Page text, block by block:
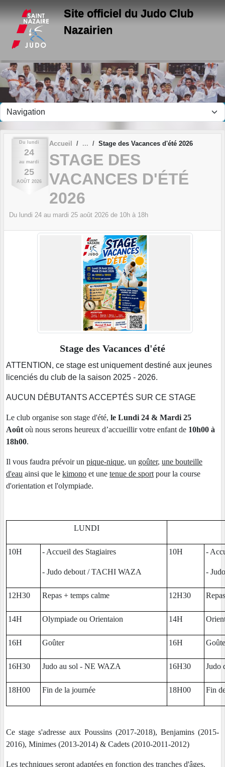
Site officiel du Judo Club
Nazairien
Du lundi
24
au mardi
25
AOÛT 2026
Accueil Stage des Vacances d'été 2026
STAGE DES
VACANCES D'ÉTÉ
2026
Du lundi 24 au mardi 25 août 2026 de 10h à 18h
Stage des Vacances d'été
ATTENTION, ce stage est uniquement destiné aux jeunes
licenciés du club de la saison 2025 - 2026.
AUCUN DÉBUTANTS ACCEPTÉS SUR CE STAGE
Le club organise son stage d'été, le Lundi 24 & Mardi 25
Août où nous serons heureux d’accueillir votre enfant de 10h00 à
18h00.
Il vous faudra prévoir un pique-nique, un goûter, une bouteille
d'eau ainsi que le kimono et une tenue de sport pour la course
d'orientation et l'olympiade.
LUNDI
10H - Accueil des Stagiaires
- Judo debout / TACHI WAZA
10H -
-
12H30 Repas + temps calme 12H30
14H Olympiade ou Orientaion 14H
16H Goûter 16H
16H30 Judo au sol - NE WAZA 16H30 Judo
18H00 Fin de la journée 18H00 Fin
Ce stage s'adresse aux Poussins (2017-2018), Benjamins (2015-
2016), Minimes (2013-2014) & Cadets (2010-2011-2012)
Les techniques seront adaptées en fonction des tranches d'âges.